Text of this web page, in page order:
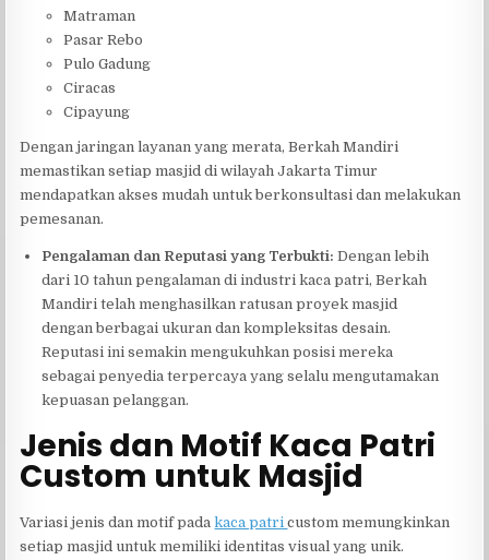
Matraman
Pasar Rebo
Pulo Gadung
Ciracas
Cipayung
Dengan jaringan layanan yang merata, Berkah Mandiri
memastikan setiap masjid di wilayah Jakarta Timur
mendapatkan akses mudah untuk berkonsultasi dan melakukan
pemesanan.
Pengalaman dan Reputasi yang Terbukti: Dengan lebih
dari 10 tahun pengalaman di industri kaca patri, Berkah
Mandiri telah menghasilkan ratusan proyek masjid
dengan berbagai ukuran dan kompleksitas desain.
Reputasi ini semakin mengukuhkan posisi mereka
sebagai penyedia terpercaya yang selalu mengutamakan
kepuasan pelanggan.
Jenis dan Motif Kaca Patri
Custom untuk Masjid
Variasi jenis dan motif padakaca patricustom memungkinkan
setiap masjid untuk memiliki identitas visual yang unik.